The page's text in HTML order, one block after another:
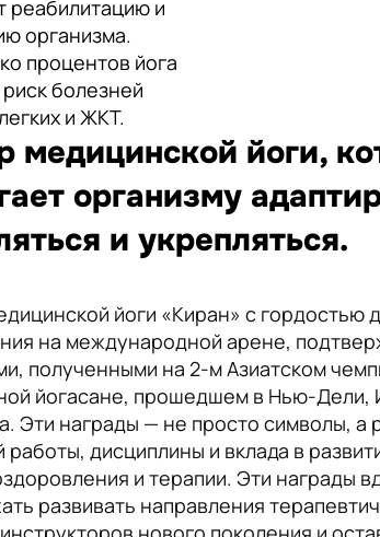
реабилитацию и
организма.
процентов йога
болезней
и ЖКТ.
медицинской йоги,
организму
и укрепляться.
йоги «Киран» с гордостью
на международной арене,
полученными на 2-м Азиатском
йогасане, прошедшем в Нью-Дели,
Эти награды — не просто символы, а
работы, дисциплины и вклада в
и терапии. Эти награды
развивать направления